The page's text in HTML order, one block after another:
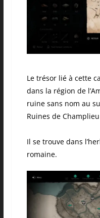
Le trésor lié à cette
dans la région de
ruine sans nom au
Ruines de Champlieu
Il se trouve dans
romaine.